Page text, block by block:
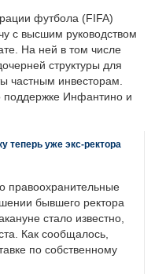
футбола (FIFA)
с высшим руководством
На ней в том числе
структуры для
частным инвесторам.
поддержке Инфантино и
теперь уже экс-ректора
правоохранительные
бывшего ректора
стало известно,
Как сообщалось,
по собственному